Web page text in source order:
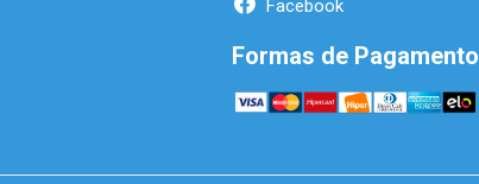
Facebook
Formas de Pagamento